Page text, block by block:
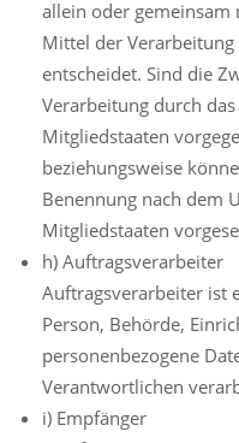
allein oder gemeinsam
Mittel der
entscheidet. Sind die
Verarbeitung durch
Mitgliedstaaten
beziehungsweise
Benennung nach dem
Mitgliedstaaten
h) Auftragsverarbeiter
Auftragsverarbeiter ist
Person, Behörde,
personenbezogene
Verantwortlichen
i) Empfänger